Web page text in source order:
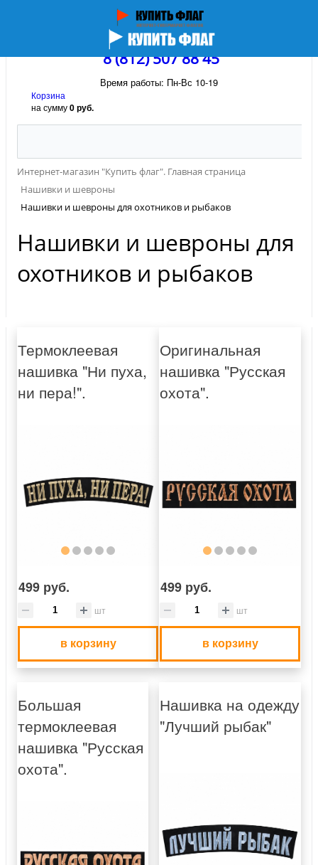
8 (812) 507 88 45
Время работы: Пн-Вс 10-19
Корзина
на сумму0 руб.
Интернет-магазин "Купить флаг". Главная страница
Нашивки и шевроны
Нашивки и шевроны для охотников и рыбаков
Нашивки и шевроны для
охотников и рыбаков
Термоклеевая
нашивка "Ни пуха,
ни пера!".
499 руб.
шт
в корзину
Оригинальная
нашивка "Русская
охота".
499 руб.
шт
в корзину
Большая
термоклеевая
нашивка "Русская
охота".
Нашивка на одежду
"Лучший рыбак"